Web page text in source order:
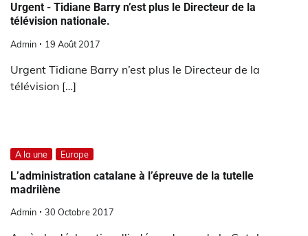
Urgent - Tidiane Barry n’est plus le Directeur de la
télévision nationale.
Admin 19 Août 2017
Urgent Tidiane Barry n’est plus le Directeur de la
télévision […]
A la une Europe
L’administration catalane à l’épreuve de la tutelle
madrilène
Admin 30 Octobre 2017